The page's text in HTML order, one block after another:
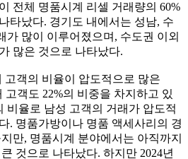
전체 명품시계 리셀 거래량의 60%
타났다. 경기도 내에서는 성남, 수
가 많이 이루어졌으며, 수도권 이외
많은 것으로 나타났다.
고객의 비율이 압도적으로 많은
고객도 22%의 비중을 차지하고 있
비율로 남성 고객의 거래가 압도적
. 명품가방이나 명품 액세사리의 경
만, 명품시계 분야에서는 아직까지
것으로 나타났다. 하지만 2024년